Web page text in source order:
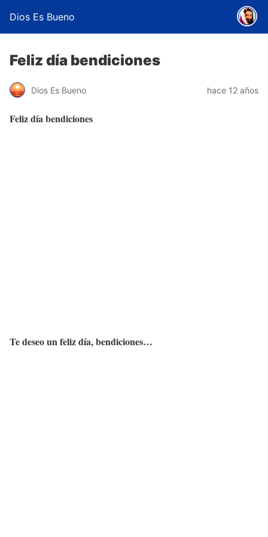
Dios Es Bueno
Feliz día bendiciones
Dios Es Bueno hace 12 años
Feliz día bendiciones
Te deseo un feliz día, bendiciones…